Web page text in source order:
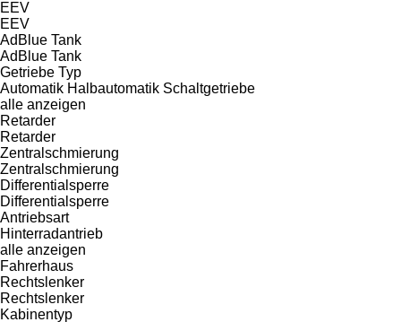
EEV
EEV
AdBlue Tank
AdBlue Tank
Getriebe Typ
Automatik Halbautomatik Schaltgetriebe
alle anzeigen
Retarder
Retarder
Zentralschmierung
Zentralschmierung
Differentialsperre
Differentialsperre
Antriebsart
Hinterradantrieb
alle anzeigen
Fahrerhaus
Rechtslenker
Rechtslenker
Kabinentyp